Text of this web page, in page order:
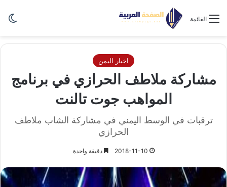
القائمة
اخبار اليمن
مشاركة ملاطف الحرازي في برنامج
المواهب جوت تالنت
ترقبات في الوسط اليمني في مشاركة الشاب ملاطف
الحرازي
2018-11-10 دقيقة واحدة